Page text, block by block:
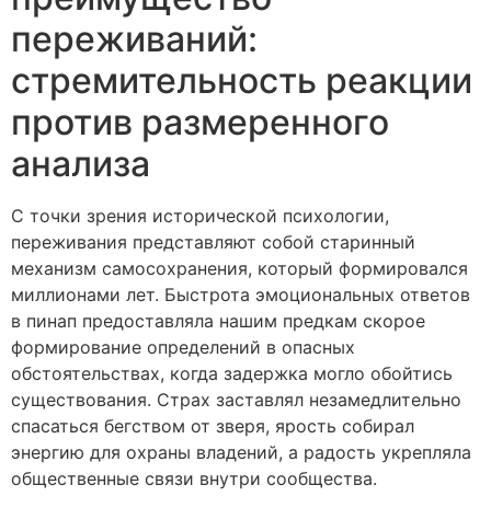
переживаний:
стремительность реакции
против размеренного
анализа
С точки зрения исторической психологии,
переживания представляют собой старинный
механизм самосохранения, который формировался
миллионами лет. Быстрота эмоциональных ответов
в пинап предоставляла нашим предкам скорое
формирование определений в опасных
обстоятельствах, когда задержка могло обойтись
существования. Страх заставлял незамедлительно
спасаться бегством от зверя, ярость собирал
энергию для охраны владений, а радость укрепляла
общественные связи внутри сообщества.